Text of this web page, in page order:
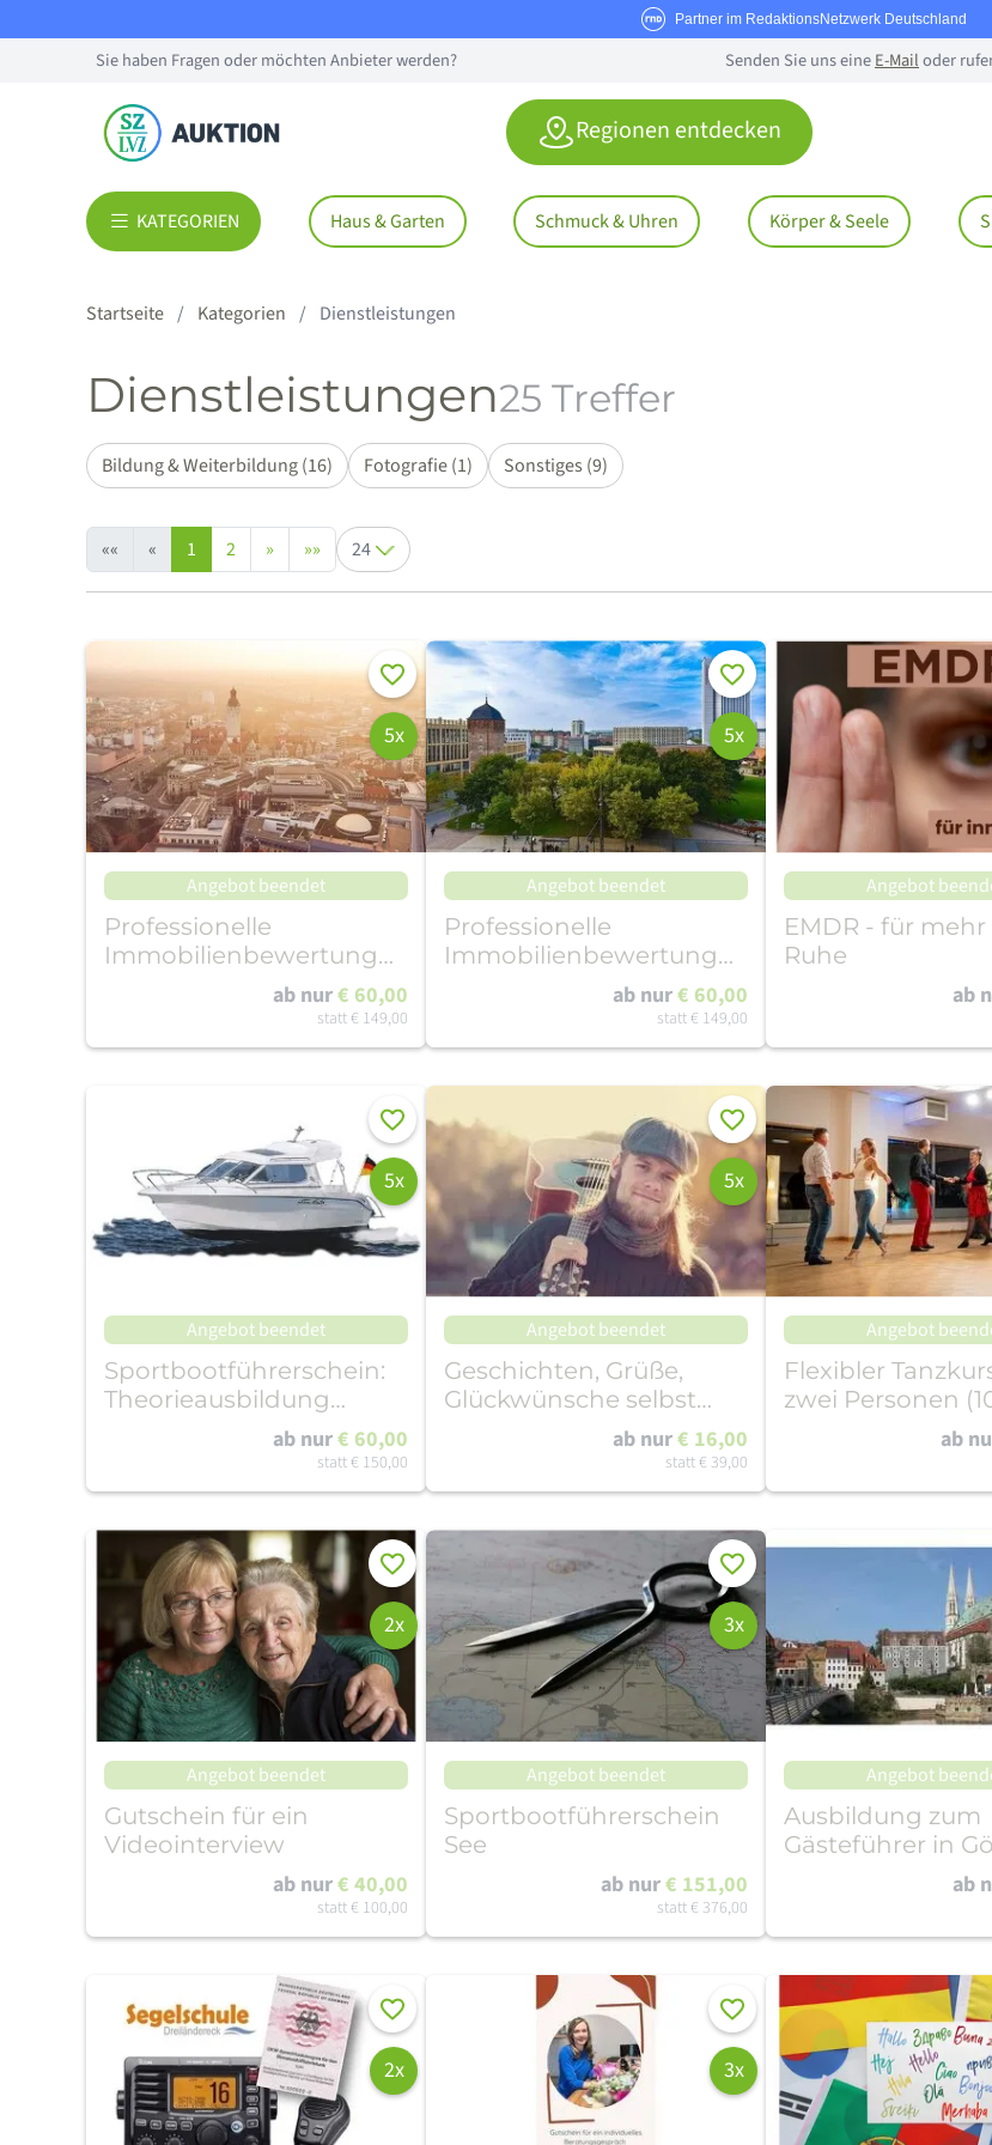
Partner im RedaktionsNetzwerk Deutschland
Sie haben Fragen oder möchten Anbieter werden? Senden Sie uns eineE-Mailoder
Regionen entdecken
KATEGORIEN Haus & Garten Schmuck & Uhren Körper & Seele
Startseite Kategorien Dienstleistungen
Dienstleistungen25 Treffer
Bildung & Weiterbildung (16) Fotografie (1) Sonstiges (9)
«« « 1 2 » »» Artikel pro Seite
Merken
5x
Angebot beendet
Professionelle
Immobilienbewertung
ab nur€ 60,00
statt€ 149,00
Merken
5x
Angebot beendet
Professionelle
Immobilienbewertung
ab nur€ 60,00
statt€ 149,00
Angebot
EMDR - für
Ruhe
ab
Merken
5x
Angebot beendet
Sportbootführerschein:
Theorieausbildung
ab nur€ 60,00
statt€ 150,00
Merken
5x
Angebot beendet
Geschichten, Grüße,
Glückwünsche selbst
ab nur€ 16,00
statt€ 39,00
Angebot
Flexibler
zwei Personen
ab
Merken
2x
Angebot beendet
Gutschein für ein
Videointerview
ab nur€ 40,00
statt€ 100,00
Merken
3x
Angebot beendet
Sportbootführerschein
See
ab nur€ 151,00
statt€ 376,00
Angebot
Ausbildung zum
Gästeführer in
ab
Merken
2x
Merken
3x